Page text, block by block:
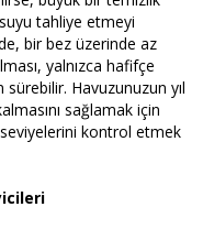
tahliye etmeyi
bir bez üzerinde az
yalnızca hafifçe
Havuzunuzun yıl
sağlamak için
kontrol etmek